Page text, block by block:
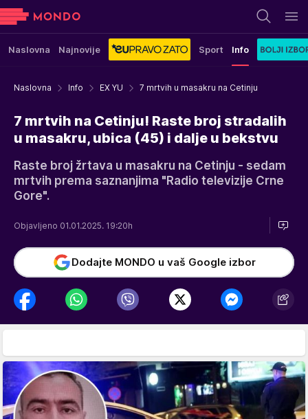
Naslovna Najnovije Sport Info
Naslovna Info EX YU 7 mrtvih u masakru na Cetinju
7 mrtvih na Cetinju! Raste broj stradalih
u masakru, ubica (45) i dalje u bekstvu
Raste broj žrtava u masakru na Cetinju - sedam
mrtvih prema saznanjima "Radio televizije Crne
Gore".
Objavljeno 01.01.2025. 19:20h
Dodajte MONDO u vaš Google izbor